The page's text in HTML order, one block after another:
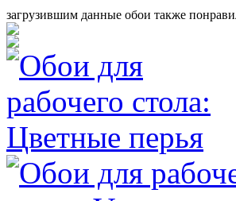
загрузившим данные обои также